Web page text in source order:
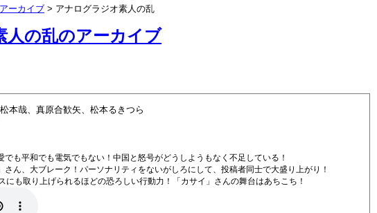
人の乱のアーカイブ
本哉、真原合歓矢、松本るきつら
も平和でも電気でもない！中国と怒号がどうしようもなく不足している！
ん、大ブレーク！パーソナリティをないがしろにして、投稿者同士で大盛り上がり！
も取り上げられるほどの恐ろしい行動力！「カサイ」さんの舞台はあちこち！
ーカイブ > アナログラジオ素人の乱